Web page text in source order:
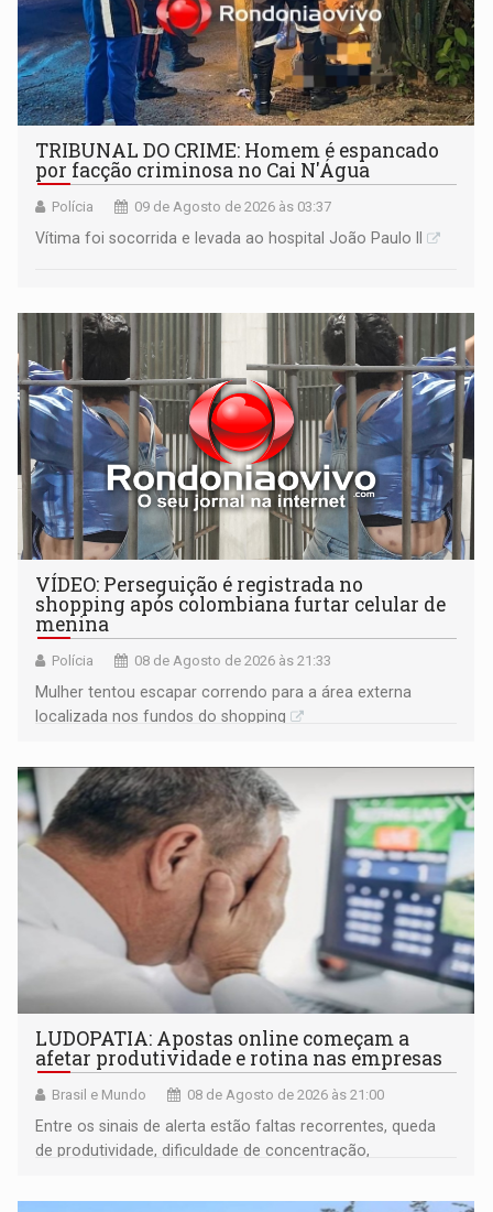
TRIBUNAL DO CRIME: Homem é espancado
por facção criminosa no Cai N'Água
Polícia 09 de Agosto de 2026 às 03:37
Vítima foi socorrida e levada ao hospital João Paulo II
VÍDEO: Perseguição é registrada no
shopping após colombiana furtar celular de
menina
Polícia 08 de Agosto de 2026 às 21:33
Mulher tentou escapar correndo para a área externa
localizada nos fundos do shopping
LUDOPATIA: Apostas online começam a
afetar produtividade e rotina nas empresas
Brasil e Mundo 08 de Agosto de 2026 às 21:00
Entre os sinais de alerta estão faltas recorrentes, queda
de produtividade, dificuldade de concentração,